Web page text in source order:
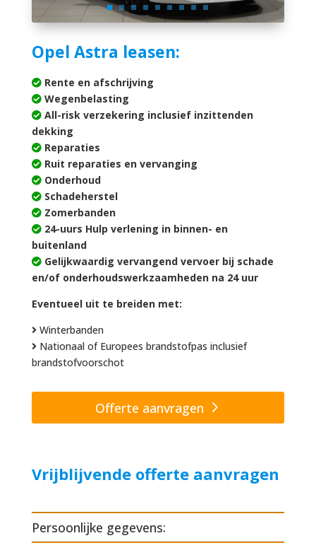
Opel Astra leasen:
Rente en afschrijving
Wegenbelasting
All-risk verzekering inclusief inzittenden
dekking
Reparaties
Ruit reparaties en vervanging
Onderhoud
Schadeherstel
Zomerbanden
24-uurs Hulp verlening in binnen- en
buitenland
Gelijkwaardig vervangend vervoer bij schade
en/of onderhoudswerkzaamheden na 24 uur
Eventueel uit te breiden met:
Winterbanden
Nationaal of Europees brandstofpas inclusief
brandstofvoorschot
Offerte aanvragen
Vrijblijvende offerte aanvragen
Persoonlijke gegevens: